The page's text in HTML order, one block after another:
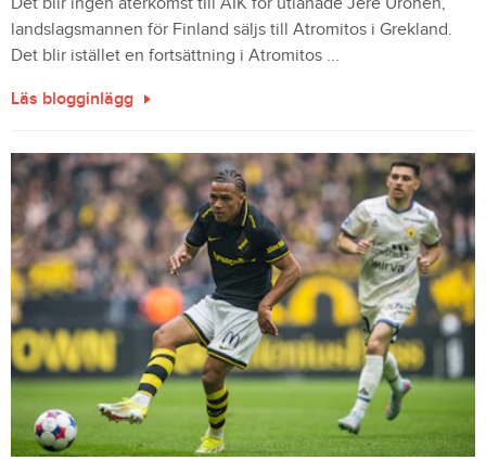
landslagsmannen för Finland säljs till Atromitos i Grekland.
Det blir istället en fortsättning i Atromitos ...
Läs blogginlägg